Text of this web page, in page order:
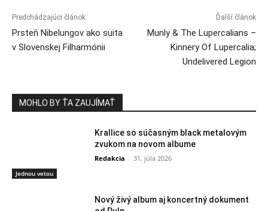
Predchádzajúci článok
Prsteň Nibelungov ako suita
v Slovenskej Filharmónii
Ďalší článok
Munly & The Lupercalians –
Kinnery Of Lupercalia;
Undelivered Legion
MOHLO BY ŤA ZAUJÍMAŤ
Jednou vetou
Krallice so súčasným black metalovým
zvukom na novom albume
Redakcia - 31. júla 2026
Nový živý album aj koncertný dokument